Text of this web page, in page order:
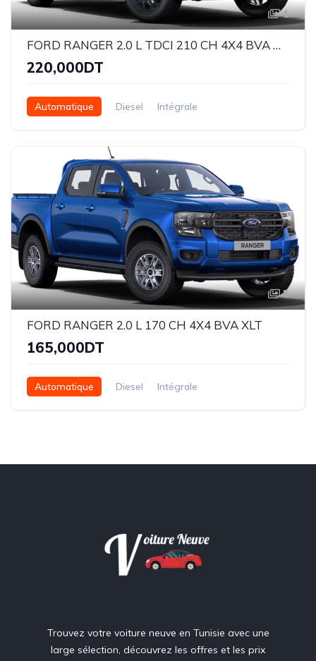
1
FORD RANGER 2.0 L TDCI 210 CH 4X4 BVA WILDTRAK
220,000DT
Automatique Diesel Intégrale
5
FORD RANGER 2.0 L 170 CH 4X4 BVA XLT
165,000DT
Automatique Diesel Intégrale
Trouvez votre voiture neuve en Tunisie avec une
large sélection, découvrez les offres et les prix